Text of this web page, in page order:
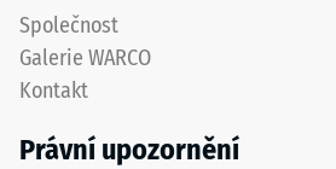
Společnost
Galerie WARCO
Kontakt
Právní upozornění